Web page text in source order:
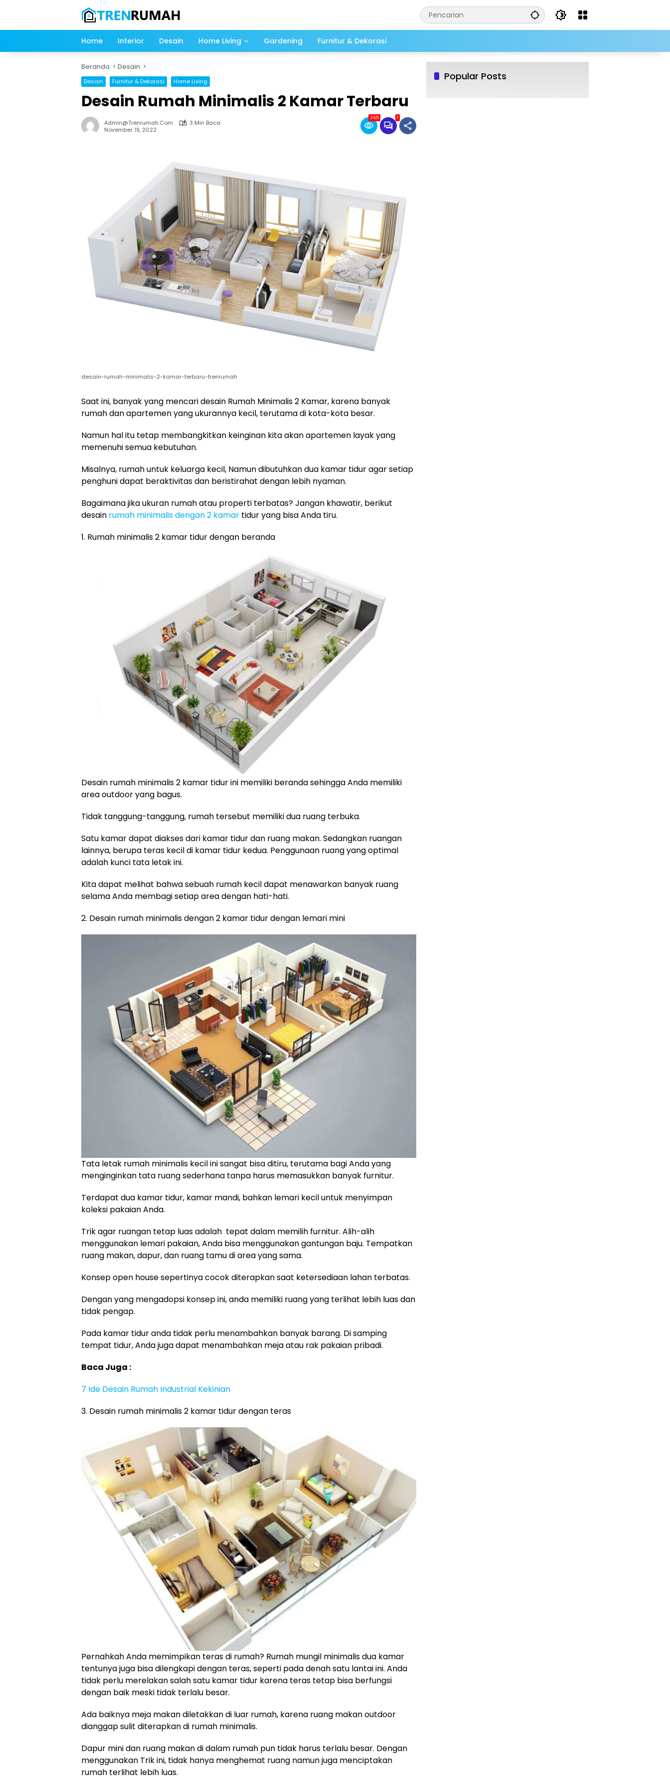
Home
Interior Desain Home Living Gardening Furnitur & Dekorasi
Beranda Desain
Desain Furnitur & Dekorasi Home Living
Desain Rumah Minimalis 2 Kamar Terbaru
Admin@trenrumah.com
3 Min Baca
November 19, 2022
365 1
desain-rumah-minimalis-2-kamar-terbaru-trenrumah
Saat ini, banyak yang mencari desain Rumah Minimalis 2 Kamar, karena banyak
rumah dan apartemen yang ukurannya kecil, terutama di kota-kota besar.
Namun hal itu tetap membangkitkan keinginan kita akan apartemen layak yang
memenuhi semua kebutuhan.
Misalnya, rumah untuk keluarga kecil, Namun dibutuhkan dua kamar tidur agar setiap
penghuni dapat beraktivitas dan beristirahat dengan lebih nyaman.
Bagaimana jika ukuran rumah atau properti terbatas? Jangan khawatir, berikut
desain rumah minimalis dengan 2 kamar tidur yang bisa Anda tiru.
1. Rumah minimalis 2 kamar tidur dengan beranda
Desain rumah minimalis 2 kamar tidur ini memiliki beranda sehingga Anda memiliki
area outdoor yang bagus.
Tidak tanggung-tanggung, rumah tersebut memiliki dua ruang terbuka.
Satu kamar dapat diakses dari kamar tidur dan ruang makan. Sedangkan ruangan
lainnya, berupa teras kecil di kamar tidur kedua. Penggunaan ruang yang optimal
adalah kunci tata letak ini.
Kita dapat melihat bahwa sebuah rumah kecil dapat menawarkan banyak ruang
selama Anda membagi setiap area dengan hati-hati.
2. Desain rumah minimalis dengan 2 kamar tidur dengan lemari mini
Tata letak rumah minimalis kecil ini sangat bisa ditiru, terutama bagi Anda yang
menginginkan tata ruang sederhana tanpa harus memasukkan banyak furnitur.
Terdapat dua kamar tidur, kamar mandi, bahkan lemari kecil untuk menyimpan
koleksi pakaian Anda.
Trik agar ruangan tetap luas adalah tepat dalam memilih furnitur. Alih-alih
menggunakan lemari pakaian, Anda bisa menggunakan gantungan baju. Tempatkan
ruang makan, dapur, dan ruang tamu di area yang sama.
Konsep open house sepertinya cocok diterapkan saat ketersediaan lahan terbatas.
Dengan yang mengadopsi konsep ini, anda memiliki ruang yang terlihat lebih luas dan
tidak pengap.
Pada kamar tidur anda tidak perlu menambahkan banyak barang. Di samping
tempat tidur, Anda juga dapat menambahkan meja atau rak pakaian pribadi.
Baca Juga :
7 Ide Desain Rumah Industrial Kekinian
3. Desain rumah minimalis 2 kamar tidur dengan teras
Pernahkah Anda memimpikan teras di rumah? Rumah mungil minimalis dua kamar
tentunya juga bisa dilengkapi dengan teras, seperti pada denah satu lantai ini. Anda
tidak perlu merelakan salah satu kamar tidur karena teras tetap bisa berfungsi
dengan baik meski tidak terlalu besar.
Ada baiknya meja makan diletakkan di luar rumah, karena ruang makan outdoor
dianggap sulit diterapkan di rumah minimalis.
Dapur mini dan ruang makan di dalam rumah pun tidak harus terlalu besar. Dengan
menggunakan Trik ini, tidak hanya menghemat ruang namun juga menciptakan
rumah terlihat lebih luas.
Popular Posts